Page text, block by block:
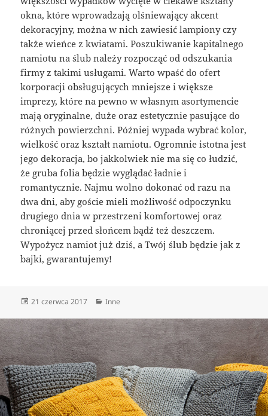
okna, które wprowadzają olśniewający akcent
dekoracyjny, można w nich zawiesić lampiony czy
także wieńce z kwiatami. Poszukiwanie kapitalnego
namiotu na ślub należy rozpocząć od odszukania
firmy z takimi usługami. Warto wpaść do ofert
korporacji obsługujących mniejsze i większe
imprezy, które na pewno w własnym asortymencie
mają oryginalne, duże oraz estetycznie pasujące do
różnych powierzchni. Później wypada wybrać kolor,
wielkość oraz kształt namiotu. Ogromnie istotna jest
jego dekoracja, bo jakkolwiek nie ma się co łudzić,
że gruba folia będzie wyglądać ładnie i
romantycznie. Najmu wolno dokonać od razu na
dwa dni, aby goście mieli możliwość odpoczynku
drugiego dnia w przestrzeni komfortowej oraz
chroniącej przed słońcem bądź też deszczem.
Wypożycz namiot już dziś, a Twój ślub będzie jak z
bajki, gwarantujemy!
Data
21 czerwca 2017 Kategorie
Inne